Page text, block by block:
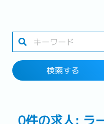
1 selected
検索する
0件の求人: ラ